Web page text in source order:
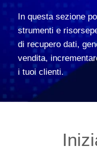
In questa sezione
strumenti e
di recupero dati,
vendita,
i tuoi clienti.